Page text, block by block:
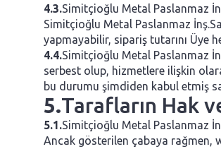
4.3.Simitçioğlu Metal Paslanmaz
Simitçioğlu Metal Paslanmaz
yapmayabilir, sipariş tutarını Üye
4.4.Simitçioğlu Metal Paslanmaz
serbest olup, hizmetlere ilişkin
bu durumu şimdiden kabul etmiş
5.Tarafların Hak
5.1.Simitçioğlu Metal Paslanmaz
Ancak gösterilen çabaya rağmen,